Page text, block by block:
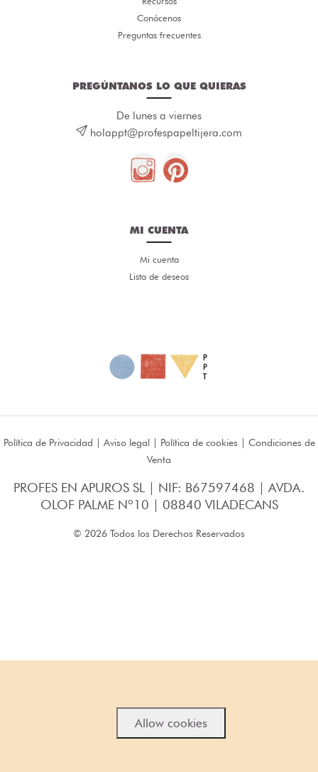
Conócenos
Preguntas frecuentes
PREGÚNTANOS LO QUE QUIERAS
De lunes a viernes
holappt@profespapeltijera.com
MI CUENTA
Mi cuenta
Lista de deseos
Política de Privacidad | Aviso legal| Política de cookies | Condiciones de
Venta
PROFES EN APUROS SL | NIF: B67597468 | AVDA.
OLOF PALME Nº10 | 08840 VILADECANS
© 2026 Todos los Derechos Reservados
Allow cookies